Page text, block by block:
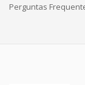
Perguntas